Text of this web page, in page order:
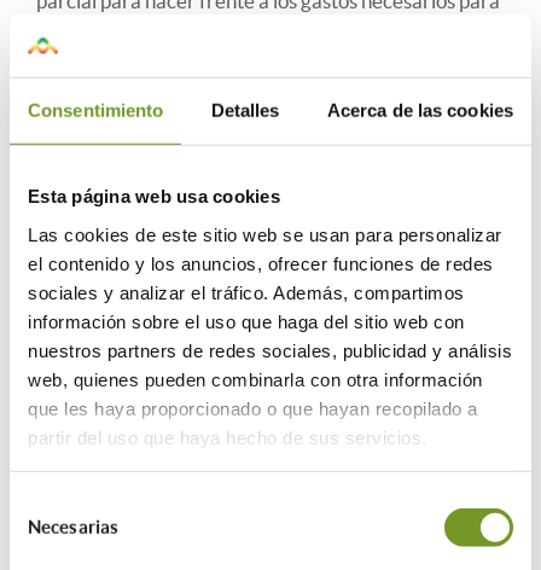
Consentimiento Detalles Acerca de las cookies
Esta página web usa cookies
Las cookies de este sitio web se usan para personalizar
el contenido y los anuncios, ofrecer funciones de redes
sociales y analizar el tráfico. Además, compartimos
información sobre el uso que haga del sitio web con
nuestros partners de redes sociales, publicidad y análisis
web, quienes pueden combinarla con otra información
que les haya proporcionado o que hayan recopilado a
partir del uso que haya hecho de sus servicios.
Necesarias
llevar a cabo obras de rehabilitación que contribuyan
a la mejora de la eficiencia energética de los edificios
de vivienda, se autoriza al Ministerio de Transportes,
convenio con el Instituto de Crédito Oficial, por un
plazo de hasta veinte años, se desarrolle una línea de
avales que ofrezcan cobertura parcial del Estado,
para que las entidades de crédito puedan ofrecer
financiación, en forma de préstamo con un plazo de
devolución de hasta quince años.
Estos avales se ofrecen desde las entidades financieras
hasta 15 años.